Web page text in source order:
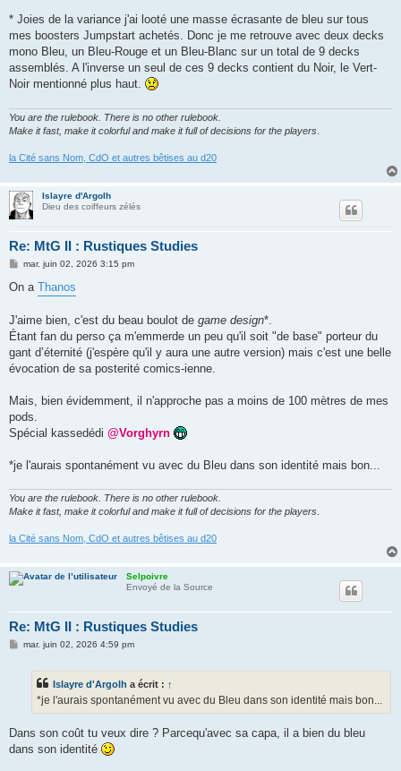
* Joies de la variance j'ai looté une masse écrasante de bleu sur tous
mes boosters Jumpstart achetés. Donc je me retrouve avec deux decks
mono Bleu, un Bleu-Rouge et un Bleu-Blanc sur un total de 9 decks
assemblés. A l'inverse un seul de ces 9 decks contient du Noir, le Vert-
Noir mentionné plus haut.
You are the rulebook. There is no other rulebook.
Make it fast, make it colorful and make it full of decisions for the players
la Cité sans Nom, CdO et autres bêtises au d20
Islayre d'Argolh
Dieu des coiffeurs zélés
Re: MtG II : Rustiques Studies
M
s
g
e
mar. juin 02, 2026 3:15 pm
On a Thanos
J'aime bien, c'est du beau boulot de game design*.
Étant fan du perso ça m'emmerde un peu qu'il soit "de base" porteur du
gant d’éternité (j'espère qu'il y aura une autre version) mais c'est une belle
évocation de sa posterité comics-ienne.
Mais, bien évidemment, il n'approche pas a moins de 100 mètres de mes
pods.
Spécial kassedédi @Vorghyrn
*je l'aurais spontanément vu avec du Bleu dans son identité mais bon...
You are the rulebook. There is no other rulebook.
Make it fast, make it colorful and make it full of decisions for the players
la Cité sans Nom, CdO et autres bêtises au d20
Selpoivre
Envoyé de la Source
Re: MtG II : Rustiques Studies
Mmar. juin 02, 2026 4:59 pm
Islayre d'Argolh a écrit : ↑
*je l'aurais spontanément vu avec du Bleu dans son identité mais bon...
Dans son coût tu veux dire ? Parcequ'avec sa capa, il a bien du bleu
dans son identité